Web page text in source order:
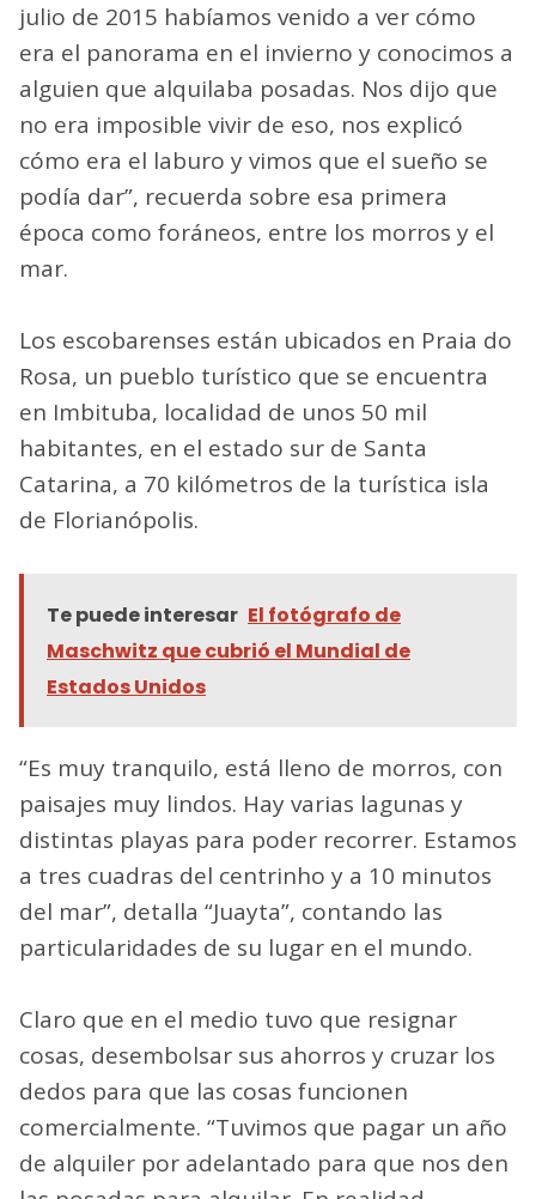
julio de 2015 habíamos venido a ver cómo
era el panorama en el invierno y conocimos a
alguien que alquilaba posadas. Nos dijo que
no era imposible vivir de eso, nos explicó
cómo era el laburo y vimos que el sueño se
podía dar”, recuerda sobre esa primera
época como foráneos, entre los morros y el
mar.
Los escobarenses están ubicados en Praia do
Rosa, un pueblo turístico que se encuentra
en Imbituba, localidad de unos 50 mil
habitantes, en el estado sur de Santa
Catarina, a 70 kilómetros de la turística isla
de Florianópolis.
Te puede interesar El fotógrafo de
Maschwitz que cubrió el Mundial de
Estados Unidos
“Es muy tranquilo, está lleno de morros, con
paisajes muy lindos. Hay varias lagunas y
distintas playas para poder recorrer. Estamos
a tres cuadras del centrinho y a 10 minutos
del mar”, detalla “Juayta”, contando las
particularidades de su lugar en el mundo.
Claro que en el medio tuvo que resignar
cosas, desembolsar sus ahorros y cruzar los
dedos para que las cosas funcionen
comercialmente. “Tuvimos que pagar un año
de alquiler por adelantado para que nos den